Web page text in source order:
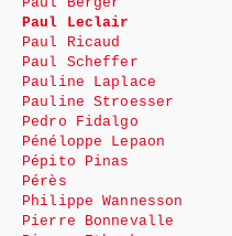
Paul Leclair
Paul Ricaud
Paul Scheffer
Pauline Laplace
Pauline Stroesser
Pedro Fidalgo
Pénéloppe Lepaon
Pépito Pinas
Pérès
Philippe Wannesson
Pierre Bonnevalle